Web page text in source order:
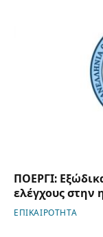
ΠΟΕΡΓΙ:
ελέγχους στην
ΕΠΙΚΑΙΡΟΤΗΤΑ